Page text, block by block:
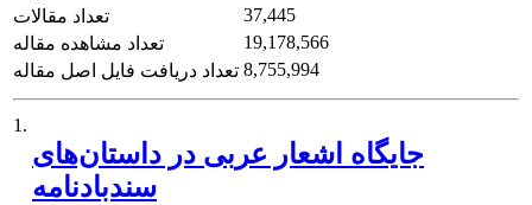
تعداد مقالات
37,445
تعداد مشاهده مقاله
19,178,566
تعداد دریافت فایل اصل مقاله 8,755,994
1.
جایگاه اشعار عربی در داستان‌های
سندبادنامه